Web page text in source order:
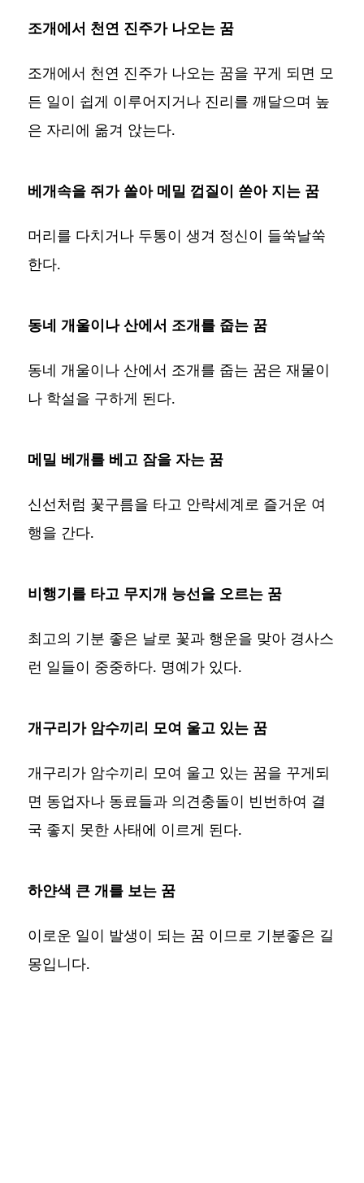
조개에서 천연 진주가 나오는 꿈
조개에서 천연 진주가 나오는 꿈을 꾸게 되면 모
든 일이 쉽게 이루어지거나 진리를 깨달으며 높
은 자리에 옮겨 앉는다.
베개속을 쥐가 쏠아 메밀 껍질이 쏟아 지는 꿈
머리를 다치거나 두통이 생겨 정신이 들쑥날쑥
한다.
동네 개울이나 산에서 조개를 줍는 꿈
동네 개울이나 산에서 조개를 줍는 꿈은 재물이
나 학설을 구하게 된다.
메밀 베개를 베고 잠을 자는 꿈
신선처럼 꽃구름을 타고 안락세계로 즐거운 여
행을 간다.
비행기를 타고 무지개 능선을 오르는 꿈
최고의 기분 좋은 날로 꽃과 행운을 맞아 경사스
런 일들이 중중하다. 명예가 있다.
개구리가 암수끼리 모여 울고 있는 꿈
개구리가 암수끼리 모여 울고 있는 꿈을 꾸게되
면 동업자나 동료들과 의견충돌이 빈번하여 결
국 좋지 못한 사태에 이르게 된다.
하얀색 큰 개를 보는 꿈
이로운 일이 발생이 되는 꿈 이므로 기분좋은 길
몽입니다.